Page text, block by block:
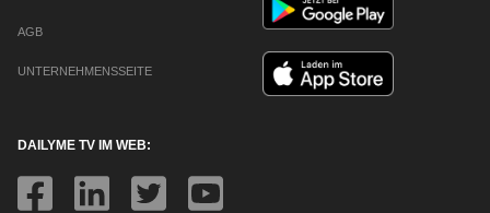
AGB
UNTERNEHMENSSEITE
DAILYME TV IM WEB: